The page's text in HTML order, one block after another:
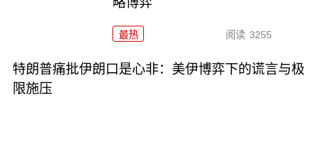
最热 阅读 3255
特朗普痛批伊朗口是心非：美伊博弈下的谎言与极
限施压